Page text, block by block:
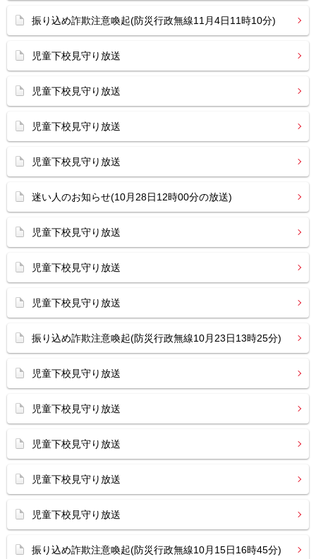
振り込め詐欺注意喚起(防災行政無線11月4日11時10分)
児童下校見守り放送
児童下校見守り放送
児童下校見守り放送
児童下校見守り放送
迷い人のお知らせ(10月28日12時00分の放送)
児童下校見守り放送
児童下校見守り放送
児童下校見守り放送
振り込め詐欺注意喚起(防災行政無線10月23日13時25分)
児童下校見守り放送
児童下校見守り放送
児童下校見守り放送
児童下校見守り放送
児童下校見守り放送
振り込め詐欺注意喚起(防災行政無線10月15日16時45分)